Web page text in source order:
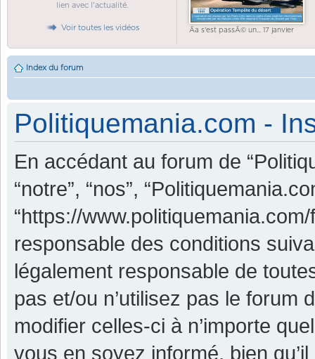
lien avec l'actualité.
Voir toutes les vidéos Ãa s'est passÃ© un... 17 janvier
Index du forum
Politiquemania.com -
En accédant au forum de
“notre”, “nos”,
“https://
responsable des conditions
légalement responsable de
pas et/ou n’utilisez pas le forum
modifier celles-ci à n’importe
vous en soyez informé, bien